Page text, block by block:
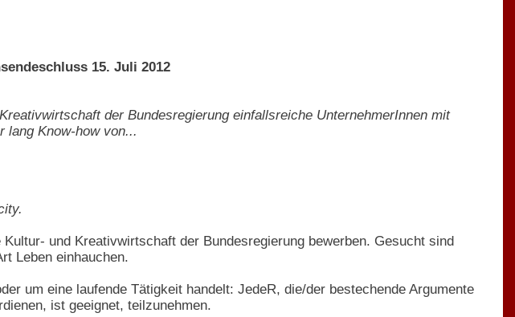
15. Juli 2012
der Bundesregierung einfallsreiche UnternehmerInnen mit
lang Know-how von...
und Kreativwirtschaft der Bundesregierung bewerben. Gesucht sind
Leben einhauchen.
um eine laufende Tätigkeit handelt: JedeR, die/der bestechende Argumente
ist geeignet, teilzunehmen.